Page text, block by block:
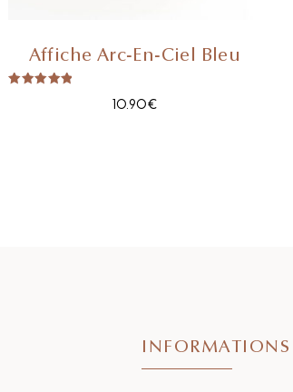
Affiche Arc-En-Ciel Bleu
10.90€
INFORMATIONS